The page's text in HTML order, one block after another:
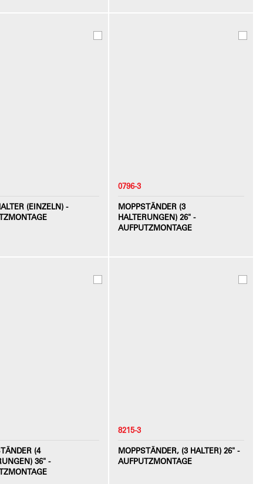
(EINZELN) -
0796-3
MOPPSTÄNDER (3
HALTERUNGEN) 26" -
AUFPUTZMONTAGE
(4
36" -
8215-3
MOPPSTÄNDER, (3 HALTER) 26" -
AUFPUTZMONTAGE